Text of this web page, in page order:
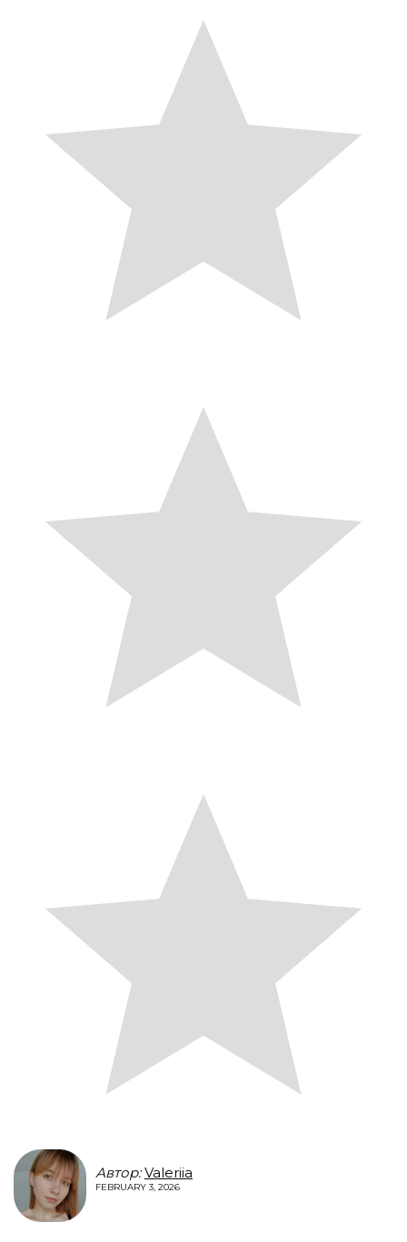
Автор: Valeriia
FEBRUARY 3, 2026